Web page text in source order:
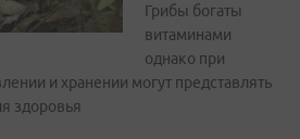
Грибы богаты
витаминами
однако при
и хранении могут представлять
здоровья